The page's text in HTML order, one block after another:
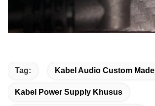
Tag: Kabel Audio Custom Made
Kabel Power Supply Khusus